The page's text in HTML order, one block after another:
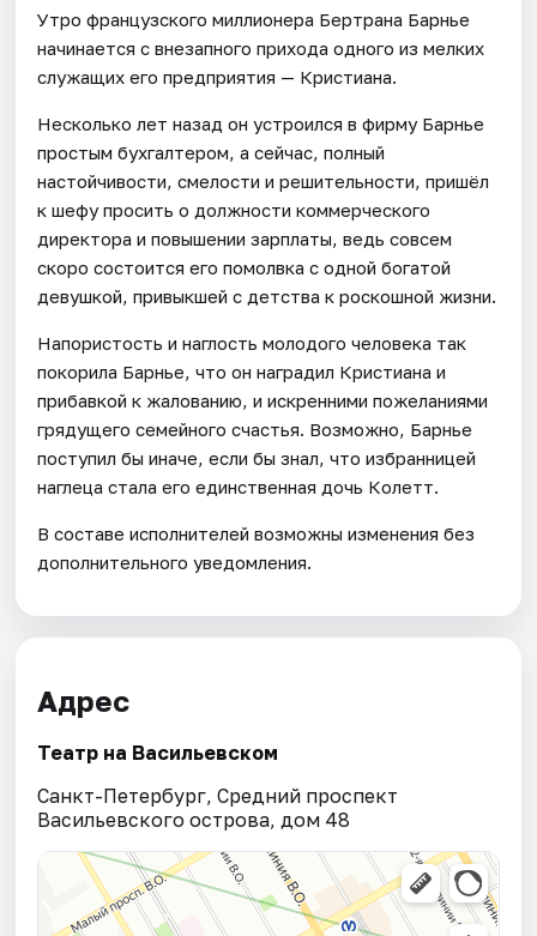
Утро французского миллионера Бертрана Барнье
начинается с внезапного прихода одного из мелких
служащих его предприятия — Кристиана.
Несколько лет назад он устроился в фирму Барнье
простым бухгалтером, а сейчас, полный
настойчивости, смелости и решительности, пришёл
к шефу просить о должности коммерческого
директора и повышении зарплаты, ведь совсем
скоро состоится его помолвка с одной богатой
девушкой, привыкшей с детства к роскошной жизни.
Напористость и наглость молодого человека так
покорила Барнье, что он наградил Кристиана и
прибавкой к жалованию, и искренними пожеланиями
грядущего семейного счастья. Возможно, Барнье
поступил бы иначе, если бы знал, что избранницей
наглеца стала его единственная дочь Колетт.
В составе исполнителей возможны изменения без
дополнительного уведомления.
Адрес
Театр на Васильевском
Санкт-Петербург, Средний проспект
Васильевского острова, дом 48